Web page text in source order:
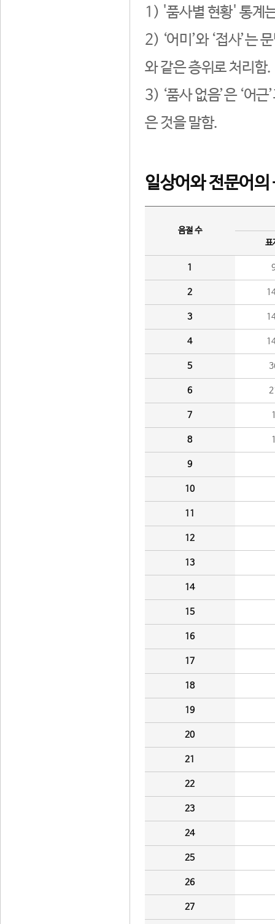
1) '품사별 현황' 통계
2) ‘어미’와 ‘접사’는
와 같은 층위로 처리함.
3) ‘품사 없음’은 ‘어
은 것을 말함.
일상어와 전문어의
음절 수
표
1
2
3
4
5
6
7
8
9
10
11
12
13
14
15
16
17
18
19
20
21
22
23
24
25
26
27